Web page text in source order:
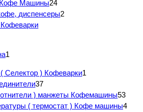
Кофе Машины24
диспенсеры2
1
Селектор ) Кофеварки1
37
) манжеты Кофемашины53
( термостат ) Кофе машины4